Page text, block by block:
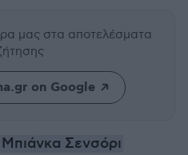
μας στα αποτελέσματα
on Google
Μπιάνκα Σενσόρι